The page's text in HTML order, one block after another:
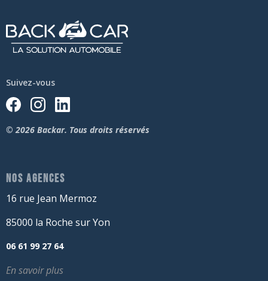
Suivez-vous
© 2026 Backar. Tous droits réservés
NOS AGENCES
16 rue Jean Mermoz
85000 la Roche sur Yon
06 61 99 27 64
En savoir plus